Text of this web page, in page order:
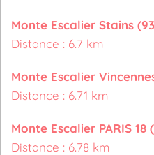
Monte Escalier Stains
Distance : 6.7 km
Monte Escalier
Distance : 6.71 km
Monte Escalier PARIS 18
Distance : 6.78 km